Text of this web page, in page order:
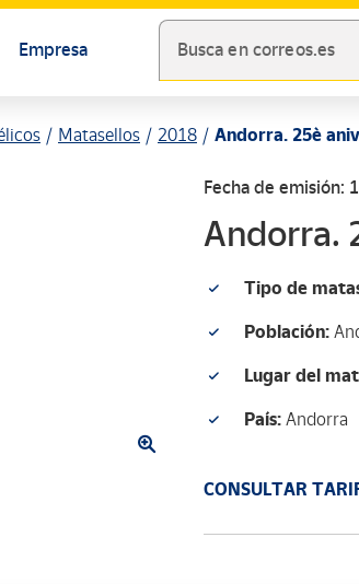
Empresa Busca en correos.es
Matasellos 2018 Andorra. 25è
Fecha de emisión:
Andorra.
Tipo de
Población:
Lugar del
País: Andorra
CONSULTAR